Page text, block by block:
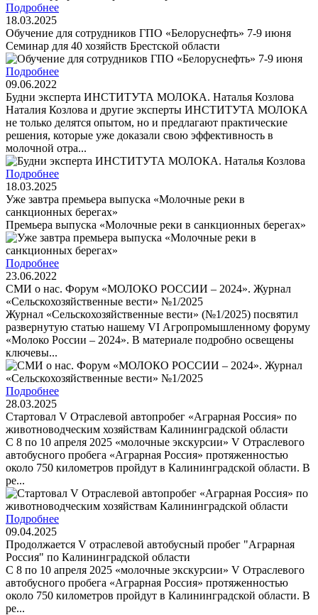
Подробнее
18.03.2025
Обучение для сотрудников ГПО «Белоруснефть» 7-9 июня
Семинар для 40 хозяйств Брестской области
Подробнее
09.06.2022
Будни эксперта ИНСТИТУТА МОЛОКА. Наталья Козлова
Наталия Козлова и другие эксперты ИНСТИТУТА МОЛОКА
не только делятся опытом, но и предлагают практические
решения, которые уже доказали свою эффективность в
молочной отра...
Подробнее
18.03.2025
Уже завтра премьера выпуска «Молочные реки в
санкционных берегах»
Премьера выпуска «Молочные реки в санкционных берегах»
Подробнее
23.06.2022
СМИ о нас. Форум «МОЛОКО РОССИИ – 2024». Журнал
«Сельскохозяйственные вести» №1/2025
Журнал «Сельскохозяйственные вести» (№1/2025) посвятил
развернутую статью нашему VI Агропромышленному форуму
«Молоко России – 2024». В материале подробно освещены
ключевы...
Подробнее
28.03.2025
Стартовал V Отраслевой автопробег «Аграрная Россия» по
животноводческим хозяйствам Калининградской области
С 8 по 10 апреля 2025 «молочные экскурсии» V Отраслевого
автобусного пробега «Аграрная Россия» протяженностью
около 750 километров пройдут в Калининградской области. В
ре...
Подробнее
09.04.2025
Продолжается V отраслевой автобусный пробег "Аграрная
Россия" по Калининградской области
С 8 по 10 апреля 2025 «молочные экскурсии» V Отраслевого
автобусного пробега «Аграрная Россия» протяженностью
около 750 километров пройдут в Калининградской области. В
ре...